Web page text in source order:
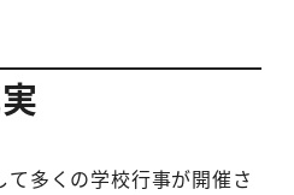
多くの学校行事が開催さ